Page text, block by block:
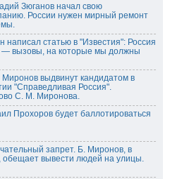
Зюганов начал свою
России нужен мирный ремонт
статью в "Известия": Россия
— вызовы, на которые мы должны
выдвинут кандидатом в
"Справедливая Россия".
С. М. Миронова.
Прохоров будет баллотироваться
запрет. Б. Миронов, в
обещает вывести людей на улицы.